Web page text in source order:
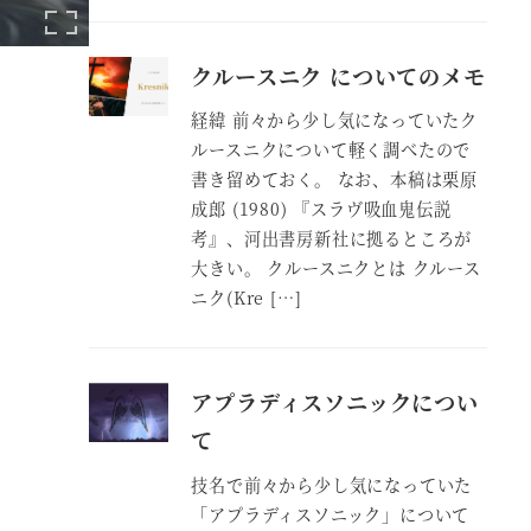
クルースニク についてのメモ
経緯 前々から少し気になっていたク
ルースニクについて軽く調べたので
書き留めておく。 なお、本稿は栗原
成郎 (1980) 『スラヴ吸血鬼伝説
考』、河出書房新社に拠るところが
大きい。 クルースニクとは クルース
ニク(Kre […]
アプラディスソニックについ
て
技名で前々から少し気になっていた
「アプラディスソニック」について